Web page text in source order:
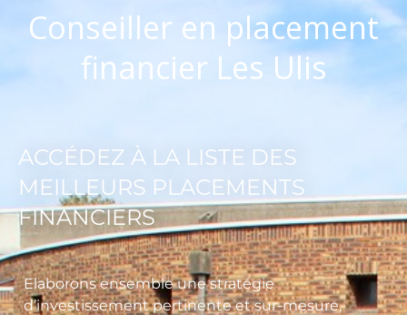
Conseiller en placement
financier Les Ulis
ACCÉDEZ À LA LISTE DES
MEILLEURS PLACEMENTS
FINANCIERS
Elaborons ensemble une stratégie
d’investissement pertinente et sur-mesure,